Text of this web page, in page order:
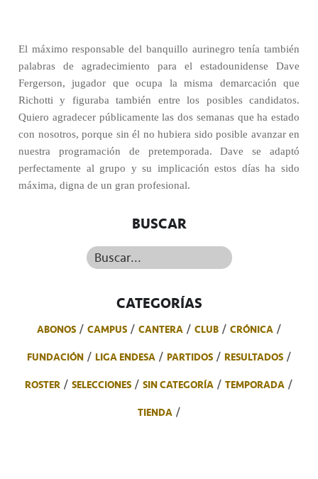
El máximo responsable del banquillo aurinegro tenía también
palabras de agradecimiento para el estadounidense Dave
Fergerson, jugador que ocupa la misma demarcación que
Richotti y figuraba también entre los posibles candidatos.
Quiero agradecer públicamente las dos semanas que ha estado
con nosotros, porque sin él no hubiera sido posible avanzar en
nuestra programación de pretemporada. Dave se adaptó
perfectamente al grupo y su implicación estos días ha sido
máxima, digna de un gran profesional.
BUSCAR
Buscar...
CATEGORÍAS
ABONOS CAMPUS CANTERA CLUB
CRÓNICA
FUNDACIÓN
LIGA ENDESA PARTIDOS
RESULTADOS
ROSTER
SELECCIONES SIN CATEGORÍA
TEMPORADA
TIENDA